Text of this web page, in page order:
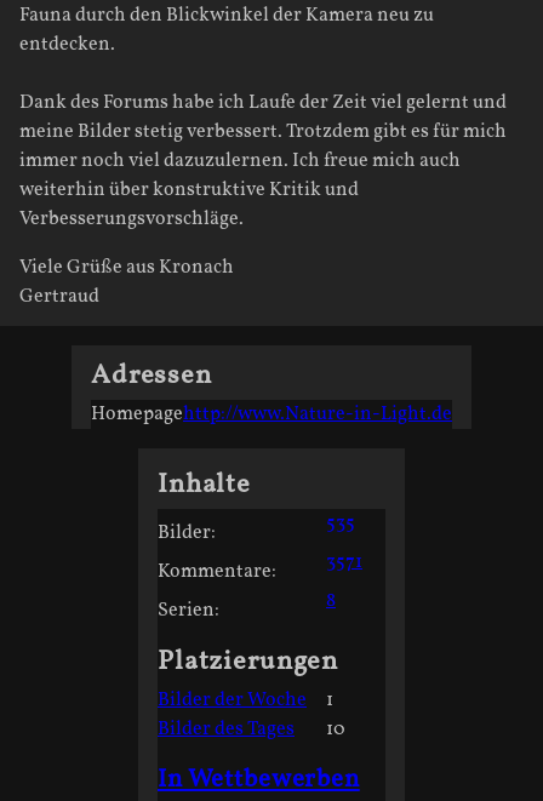
Fauna durch den Blickwinkel der Kamera neu zu
entdecken.
Dank des Forums habe ich Laufe der Zeit viel gelernt und
meine Bilder stetig verbessert. Trotzdem gibt es für mich
immer noch viel dazuzulernen. Ich freue mich auch
weiterhin über konstruktive Kritik und
Verbesserungsvorschläge.
Viele Grüße aus Kronach
Gertraud
Adressen
Homepagehttp://www.Nature-in-Light.de
Inhalte
Bilder:
535
Kommentare:
3571
Serien:
8
Platzierungen
Bilder der Woche
1
Bilder des Tages
10
In Wettbewerben